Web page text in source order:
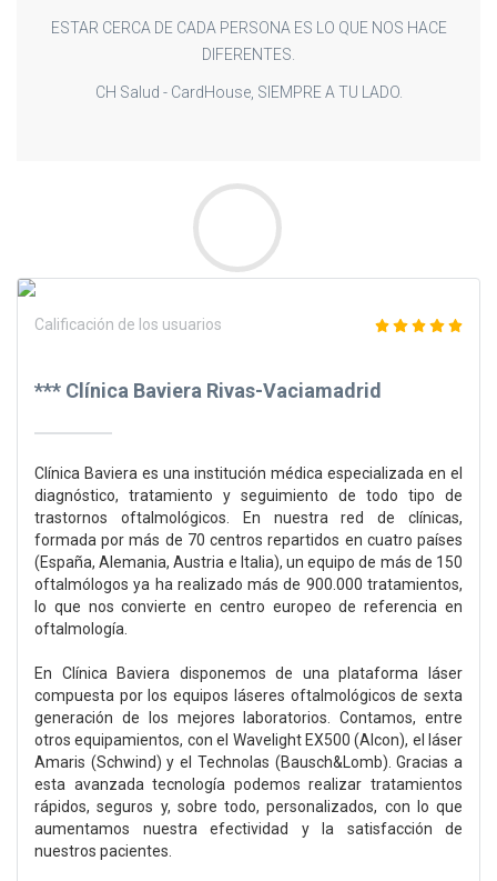
ESTAR CERCA DE CADA PERSONA ES LO QUE NOS HACE
DIFERENTES.
CH Salud - CardHouse, SIEMPRE A TU LADO.
Calificación de los usuarios
*** Clínica Baviera Rivas-Vaciamadrid
Clínica Baviera es una institución médica especializada en el
diagnóstico, tratamiento y seguimiento de todo tipo de
trastornos oftalmológicos. En nuestra red de clínicas,
formada por más de 70 centros repartidos en cuatro países
(España, Alemania, Austria e Italia), un equipo de más de 150
oftalmólogos ya ha realizado más de 900.000 tratamientos,
lo que nos convierte en centro europeo de referencia en
oftalmología.
En Clínica Baviera disponemos de una plataforma láser
compuesta por los equipos láseres oftalmológicos de sexta
generación de los mejores laboratorios. Contamos, entre
otros equipamientos, con el Wavelight EX500 (Alcon), el láser
Amaris (Schwind) y el Technolas (Bausch&Lomb). Gracias a
esta avanzada tecnología podemos realizar tratamientos
rápidos, seguros y, sobre todo, personalizados, con lo que
aumentamos nuestra efectividad y la satisfacción de
nuestros pacientes.